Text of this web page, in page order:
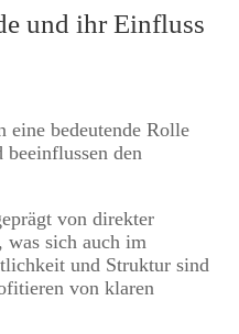
und ihr Einfluss
eine bedeutende Rolle
beeinflussen den
von direkter
sich auch im
und Struktur sind
von klaren